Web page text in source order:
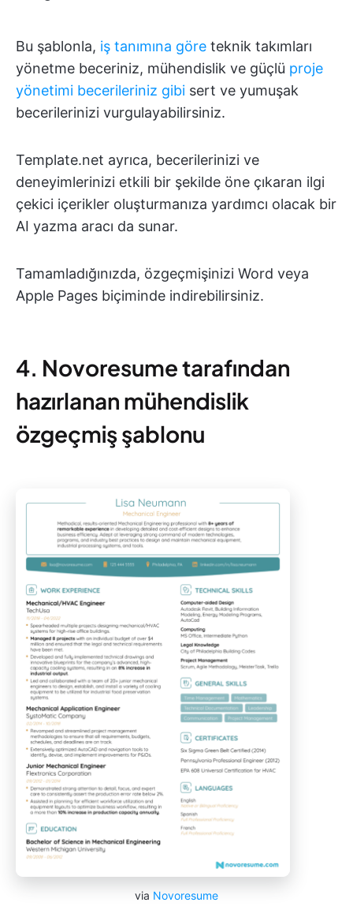
Bu şablonla, iş tanımına göre teknik takımları
yönetme beceriniz, mühendislik ve güçlü proje
yönetimi becerileriniz gibi sert ve yumuşak
becerilerinizi vurgulayabilirsiniz.
Template.net ayrıca, becerilerinizi ve
deneyimlerinizi etkili bir şekilde öne çıkaran ilgi
çekici içerikler oluşturmanıza yardımcı olacak bir
AI yazma aracı da sunar.
Tamamladığınızda, özgeçmişinizi Word veya
Apple Pages biçiminde indirebilirsiniz.
4. Novoresume tarafından
hazırlanan mühendislik
özgeçmiş şablonu
via Novoresume